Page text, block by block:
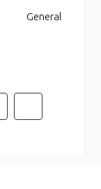
General